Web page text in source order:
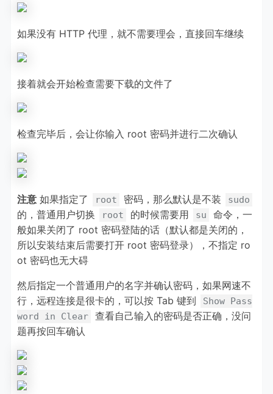
如果没有 HTTP 代理，就不需要理会，直接回车继续
接着就会开始检查需要下载的文件了
检查完毕后，会让你输入 root 密码并进行二次确认
注意 如果指定了 root 密码，那么默认是不装 sudo
的，普通用户切换 root 的时候需要用 su
命令，一
般如果关闭了 root 密码登陆的话（默认都是关闭的，
所以安装结束后需要打开 root 密码登录），不指定 ro
ot 密码也无大碍
然后指定一个普通用户的名字并确认密码，如果网速不
行，远程连接是很卡的，可以按 Tab 键到
Show Pass
word in Clear
查看自己输入的密码是否正确，没问
题再按回车确认